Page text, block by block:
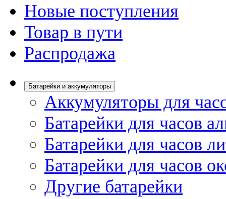
Новые поступления
Товар в пути
Распродажа
Батарейки и аккумуляторы
Аккумуляторы для
Батарейки для часов
Батарейки для часов
Батарейки для часов
Другие батарейки